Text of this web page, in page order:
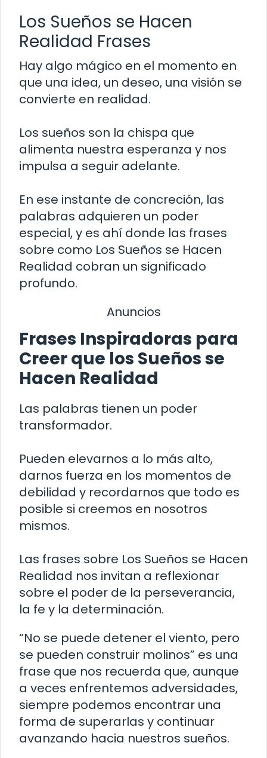
Los Sueños se Hacen
Realidad Frases
Hay algo mágico en el momento en
que una idea, un deseo, una visión se
convierte en realidad.
Los sueños son la chispa que
alimenta nuestra esperanza y nos
impulsa a seguir adelante.
En ese instante de concreción, las
palabras adquieren un poder
especial, y es ahí donde las frases
sobre como Los Sueños se Hacen
Realidad cobran un significado
profundo.
Anuncios
Frases Inspiradoras para
Creer que los Sueños se
Hacen Realidad
Las palabras tienen un poder
transformador.
Pueden elevarnos a lo más alto,
darnos fuerza en los momentos de
debilidad y recordarnos que todo es
posible si creemos en nosotros
mismos.
Las frases sobre Los Sueños se Hacen
Realidad nos invitan a reflexionar
sobre el poder de la perseverancia,
la fe y la determinación.
“No se puede detener el viento, pero
se pueden construir molinos” es una
frase que nos recuerda que, aunque
a veces enfrentemos adversidades,
siempre podemos encontrar una
forma de superarlas y continuar
avanzando hacia nuestros sueños.